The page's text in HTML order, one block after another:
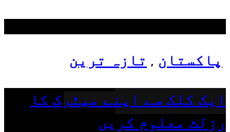
پاکستان , تازہ ترین
ایک کلک سے اپنے میٹرک کا
رزلٹ معلوم کریں